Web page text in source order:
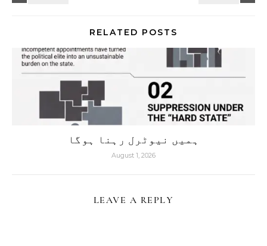
RELATED POSTS
ہمیں نیوٹرل رہنا ہوگا
August 1, 2026
LEAVE A REPLY